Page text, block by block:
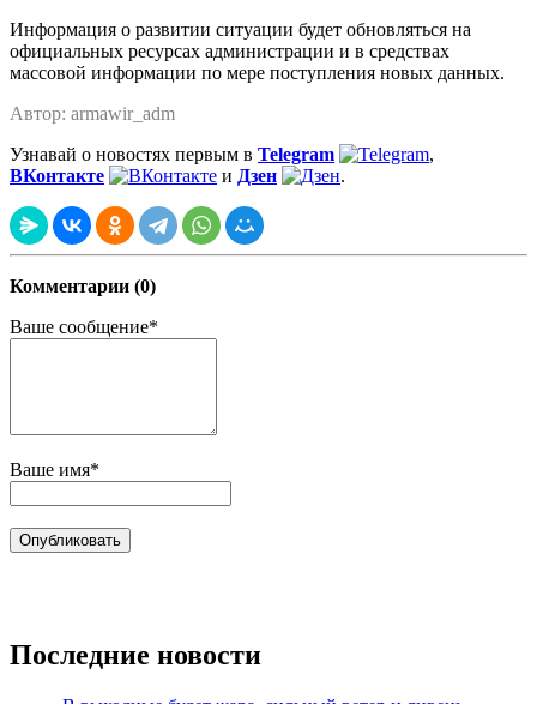
Информация о развитии ситуации будет обновляться на
официальных ресурсах администрации и в средствах
массовой информации по мере поступления новых данных.
Автор: armawir_adm
Узнавай о новостях первым в Telegram
,
ВКонтакте
и Дзен .
Комментарии (0)
Ваше сообщение*
Ваше имя*
Последние новости